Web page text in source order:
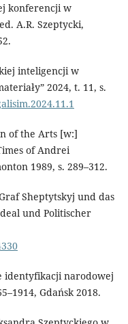
konferencji w
A.R. Szeptycki,
inteligencji w
2024, t. 11, s.
of the Arts [w:]
of Andrei
1989, s. 289–312.
Sheptytskyj und das
und Politischer
identyfikacji narodowej
Gdańsk 2018.